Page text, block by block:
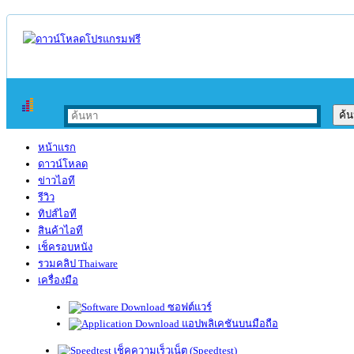
หน้าแรก
ดาวน์โหลด
ข่าวไอที
รีวิว
ทิปส์ไอที
สินค้าไอที
เช็ครอบหนัง
รวมคลิป Thaiware
เครื่องมือ
ซอฟต์แวร์
แอปพลิเคชันบนมือถือ
เช็คความเร็วเน็ต (Speedtest)